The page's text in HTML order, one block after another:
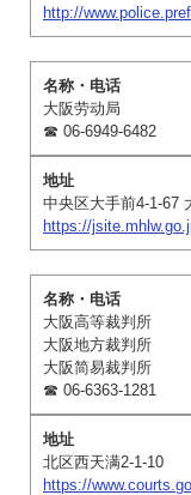
http://
大阪劳动局
☎ 06-6949-6482
中央区大手前4-1-67
https://
大阪高等裁判所
大阪地方裁判所
大阪简易裁判所
☎ 06-6363-1281
北区西天满2-1-10
https://